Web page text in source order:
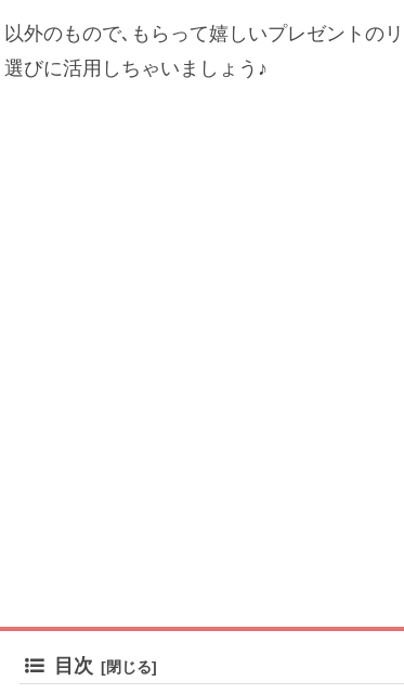
外のもので､もらって嬉しいプレゼントの
びに活用しちゃいましょう♪
目次